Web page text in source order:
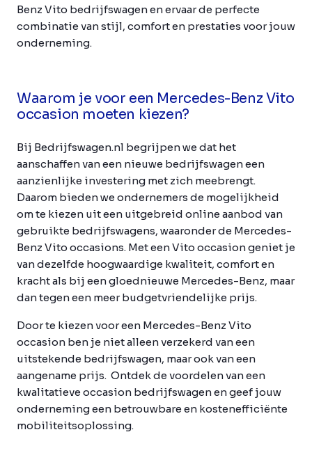
Benz Vito bedrijfswagen en ervaar de perfecte
combinatie van stijl, comfort en prestaties voor jouw
onderneming.
Waarom je voor een Mercedes-Benz Vito
occasion moeten kiezen?
Bij Bedrijfswagen.nl begrijpen we dat het
aanschaffen van een nieuwe bedrijfswagen een
aanzienlijke investering met zich meebrengt.
Daarom bieden we ondernemers de mogelijkheid
om te kiezen uit een uitgebreid online aanbod van
gebruikte bedrijfswagens, waaronder de Mercedes-
Benz Vito occasions. Met een Vito occasion geniet je
van dezelfde hoogwaardige kwaliteit, comfort en
kracht als bij een gloednieuwe Mercedes-Benz, maar
dan tegen een meer budgetvriendelijke prijs.
Door te kiezen voor een Mercedes-Benz Vito
occasion ben je niet alleen verzekerd van een
uitstekende bedrijfswagen, maar ook van een
aangename prijs. Ontdek de voordelen van een
kwalitatieve occasion bedrijfswagen en geef jouw
onderneming een betrouwbare en kostenefficiënte
mobiliteitsoplossing.